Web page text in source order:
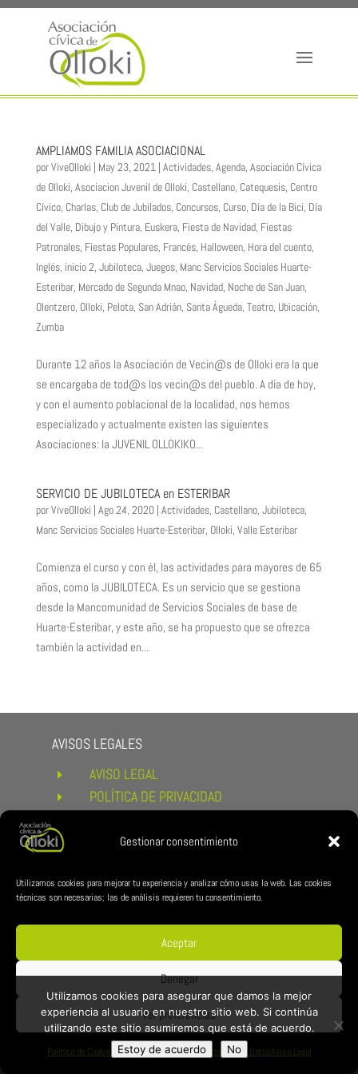
Gestionar consentimiento
Utilizamos cookies para mejorar tu experiencia y analizar cómo usas la web. Las cookies
técnicas son necesarias; las de análisis requieren tu consentimiento.
Aceptar
Denegar
Ver preferencias
Politica de Cookies Política de Privacidad y Protección de DatosAviso Legal
AMPLIAMOS FAMILIA ASOCIACIONAL
porViveOlloki May 23, 2021| Actividades, Agenda, Asociación Cívica
de Olloki, Asociacion Juvenil de Olloki, Castellano, Catequesis, Centro
Cívico, Charlas, Club de Jubilados, Concursos, Curso, Día de la Bici, Día
del Valle, Dibujo y Pintura, Euskera, Fiesta de Navidad, Fiestas
Patronales, Fiestas Populares, Francés, Halloween, Hora del cuento,
Inglés, inicio 2, Jubiloteca, Juegos, Manc Servicios Sociales Huarte-
Esteribar, Mercado de Segunda Mnao, Navidad, Noche de San Juan,
Olentzero, Olloki, Pelota, San Adrián, Santa Águeda, Teatro, Ubicación,
Zumba
Durante 12 años la Asociación de Vecin@s de Olloki era la que
se encargaba de tod@s los vecin@s del pueblo. A día de hoy,
y con el aumento poblacional de la localidad, nos hemos
especializado y actualmente existen las siguientes
Asociaciones: la JUVENIL OLLOKIKO...
SERVICIO DE JUBILOTECA en ESTERIBAR
porViveOlloki Ago 24, 2020| Actividades, Castellano, Jubiloteca,
Manc Servicios Sociales Huarte-Esteribar, Olloki, Valle Esteribar
Comienza el curso y con él, las actividades para mayores de 65
años, como la JUBILOTECA. Es un servicio que se gestiona
desde la Mancomunidad de Servicios Sociales de base de
Huarte-Esteribar, y este año, se ha propuesto que se ofrezca
también la actividad en...
AVISOS LEGALES
E AVISO LEGAL
E POLÍTICA DE PRIVACIDAD
E CONDICIONES DE COMPRA Y
ENLACES DE INTERÉS
AYUNTAMIENTO DE ESTERIBAR
ZUBILAN
Utilizamos cookies para asegurar que damos la mejor
experiencia al usuario en nuestro sitio web. Si continúa
utilizando este sitio asumiremos que está de acuerdo.
Estoy de acuerdo
No